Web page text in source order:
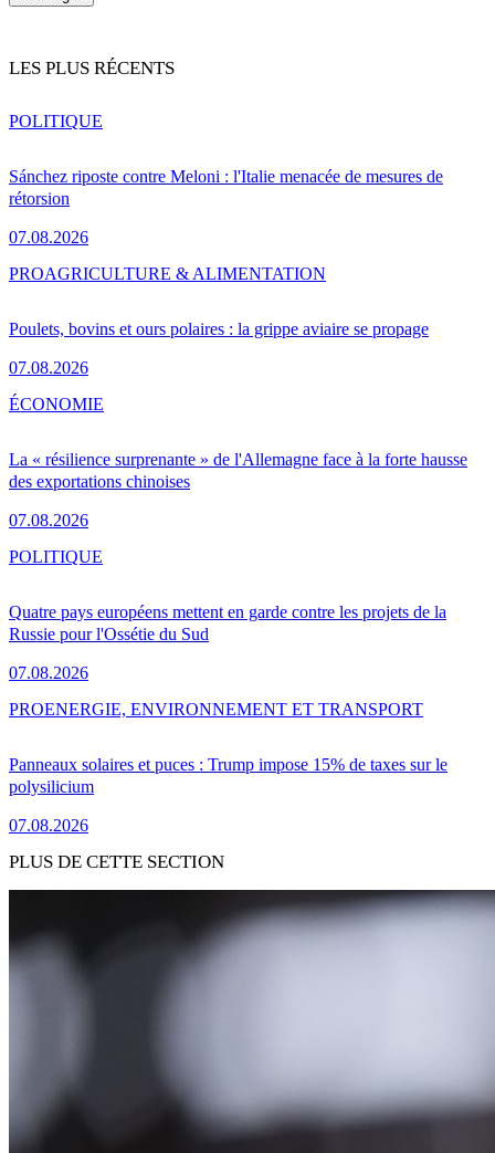
LES PLUS RÉCENTS
Sánchez riposte contre Meloni : l'Italie menacée de mesures de
rétorsion
07.08.2026
POLITIQUE
Poulets, bovins et ours polaires : la grippe aviaire se propage
07.08.2026
PROAGRICULTURE & ALIMENTATION
La « résilience surprenante » de l'Allemagne face à la forte hausse
des exportations chinoises
07.08.2026
ÉCONOMIE
Quatre pays européens mettent en garde contre les projets de la
Russie pour l'Ossétie du Sud
07.08.2026
POLITIQUE
Panneaux solaires et puces : Trump impose 15% de taxes sur le
polysilicium
07.08.2026
PROENERGIE, ENVIRONNEMENT ET TRANSPORT
PLUS DE CETTE SECTION